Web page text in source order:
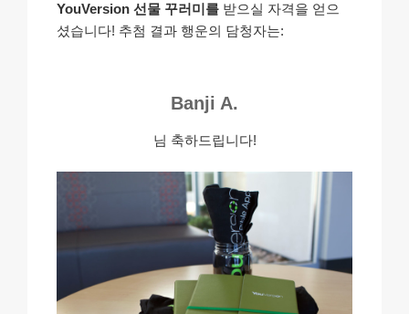
YouVersion 선물 꾸러미를 받으실 자격을 얻으
셨습니다! 추첨 결과 행운의 담청자는:
Banji A.
님 축하드립니다!